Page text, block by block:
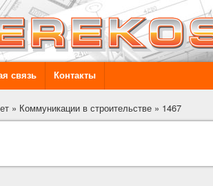
связь Контакты
» Коммуникации в строительстве » 1467